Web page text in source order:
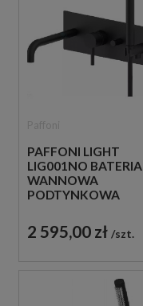
PAFFONI LIGHT
LIG001NO BATERIA
WANNOWA
PODTYNKOWA
CZARNA
2 595,00 zł szt.